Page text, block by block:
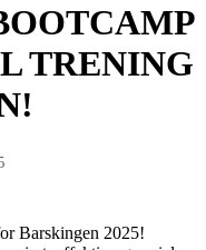
TRENING
Barskingen 2025!